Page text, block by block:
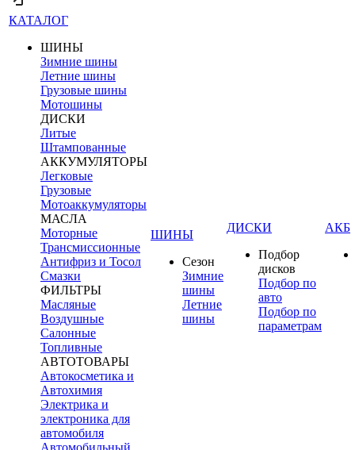
КАТАЛОГ
ШИНЫ
Зимние шины
Летние шины
Грузовые шины
Мотошины
ДИСКИ
Литые
Штампованные
АККУМУЛЯТОРЫ
Легковые
Грузовые
Мотоаккумуляторы
МАСЛА
Моторные
Трансмиссионные
Антифриз и Тосол
Смазки
ФИЛЬТРЫ
Масляные
Воздушные
Салонные
Топливные
АВТОТОВАРЫ
Автокосметика и
Автохимия
Электрика и
электроника для
автомобиля
Автомобильный
ШИНЫ
Сезон
Зимние
шины
Летние
шины
ДИСКИ
Подбор
дисков
Подбор по
авто
Подбор по
параметрам
АКБ